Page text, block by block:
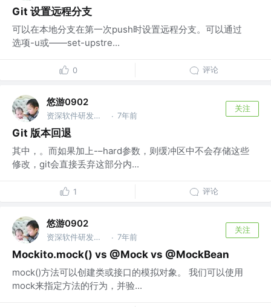
Git 设置远程分支
可以在本地分支在第一次push时设置远程分支。可以通过
选项-u或——set-upstre...
0 评论
悠游0902
资深软件研发工程师 @xiyin · 7年前
关注
Git 版本回退
其中，。而如果加上-–hard参数，则缓冲区中不会存储这些
修改，git会直接丢弃这部分内...
1 评论
悠游0902
资深软件研发工程师 @xiyin · 7年前
关注
Mockito.mock() vs @Mock vs @MockBean
mock()方法可以创建类或接口的模拟对象。 我们可以使用
mock来指定方法的行为，并验...